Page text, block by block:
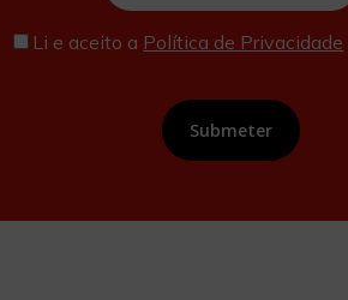
Li e aceito a Política de Privacidade